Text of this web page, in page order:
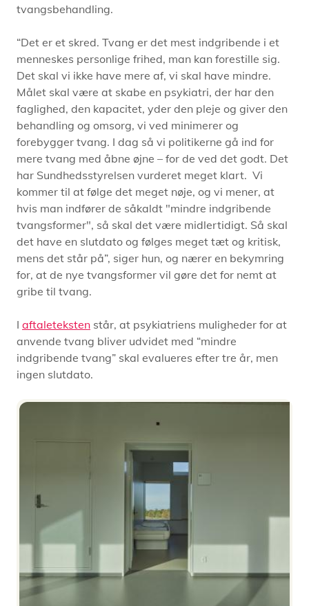
tvangsbehandling.
“Det er et skred. Tvang er det mest indgribende i et
menneskes personlige frihed, man kan forestille sig.
Det skal vi ikke have mere af, vi skal have mindre.
Målet skal være at skabe en psykiatri, der har den
faglighed, den kapacitet, yder den pleje og giver den
behandling og omsorg, vi ved minimerer og
forebygger tvang. I dag så vi politikerne gå ind for
mere tvang med åbne øjne – for de ved det godt. Det
har Sundhedsstyrelsen vurderet meget klart. Vi
kommer til at følge det meget nøje, og vi mener, at
hvis man indfører de såkaldt "mindre indgribende
tvangsformer", så skal det være midlertidigt. Så skal
det have en slutdato og følges meget tæt og kritisk,
mens det står på”, siger hun, og nærer en bekymring
for, at de nye tvangsformer vil gøre det for nemt at
gribe til tvang.
I aftaleteksten står, at psykiatriens muligheder for at
anvende tvang bliver udvidet med “mindre
indgribende tvang” skal evalueres efter tre år, men
ingen slutdato.